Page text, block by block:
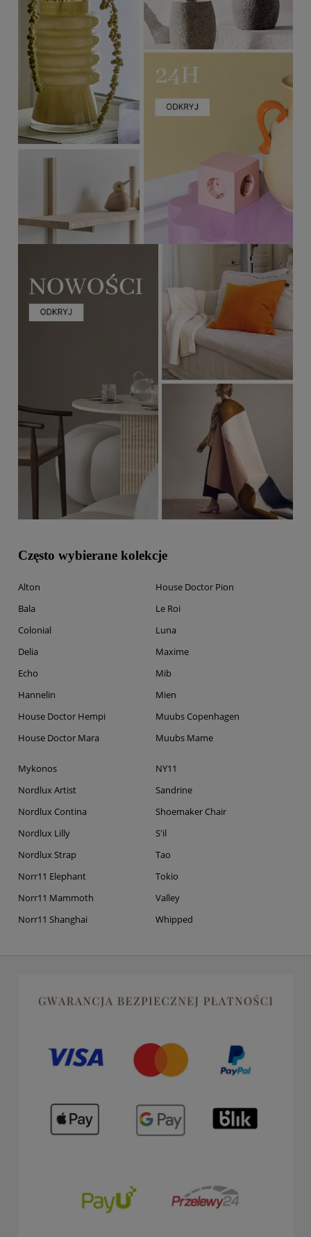
Często wybierane kolekcje
Alton
Bala
Colonial
Delia
Echo
Hannelin
House Doctor Hempi
House Doctor Mara
House Doctor Pion
Le Roi
Luna
Maxime
Mib
Mien
Muubs Copenhagen
Muubs Mame
Mykonos
Nordlux Artist
Nordlux Contina
Nordlux Lilly
Nordlux Strap
Norr11 Elephant
Norr11 Mammoth
Norr11 Shanghai
NY11
Sandrine
Shoemaker Chair
S'il
Tao
Tokio
Valley
Whipped